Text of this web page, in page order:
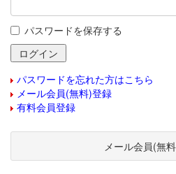
パスワードを保存する
パスワードを忘れた方はこちら
メール会員(無料)登録
有料会員登録
メール会員(無